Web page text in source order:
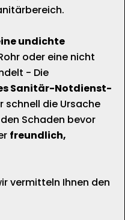
undichte
oder eine nicht
- Die
Sanitär-Notdienst-
schnell die Ursache
Schaden bevor
freundlich,
vermitteln Ihnen den